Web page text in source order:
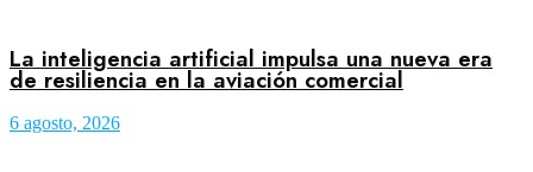
La inteligencia artificial impulsa una nueva era
de resiliencia en la aviación comercial
6 agosto, 2026